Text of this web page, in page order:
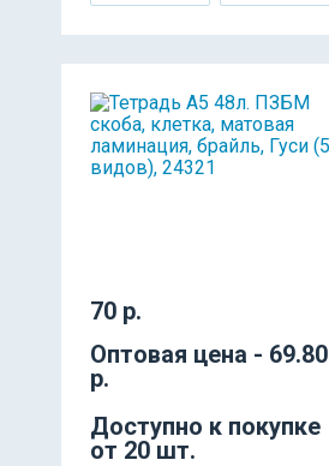
70 р.
Оптовая цена - 69.80
р.
Доступно к покупке
от 20 шт.